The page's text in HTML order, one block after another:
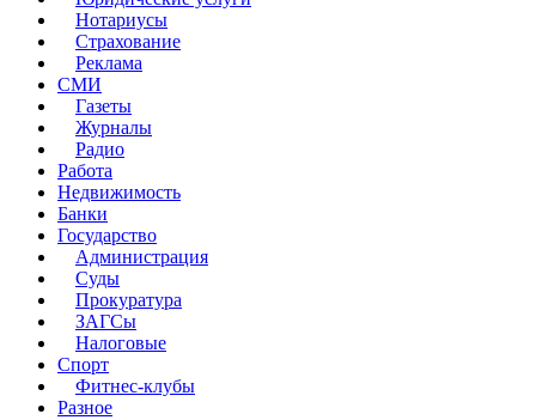
Нотариусы
Страхование
Реклама
СМИ
Газеты
Журналы
Радио
Работа
Недвижимость
Банки
Государство
Администрация
Суды
Прокуратура
ЗАГСы
Налоговые
Спорт
Фитнес-клубы
Разное